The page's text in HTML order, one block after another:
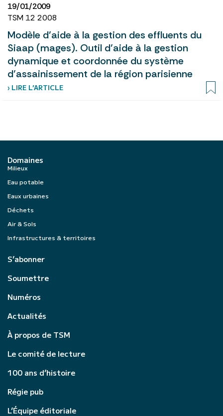
19/01/2009
TSM 12 2008
Modèle d’aide à la gestion des effluents du
Siaap (mages). Outil d’aide à la gestion
dynamique et coordonnée du système
d’assainissement de la région parisienne
› LIRE L’ARTICLE
Domaines
Milieux
Eau potable
Eaux urbaines
Déchets
Air & Sols
Infrastructures & territoires
S’abonner
Soumettre
Numéros
Actualités
À propos de TSM
Le comité de lecture
100 ans d’histoire
Régie pub
L’Équipe éditoriale